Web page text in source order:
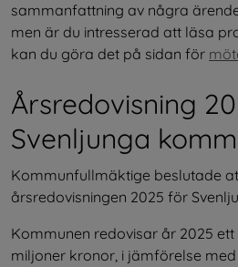
sammanfattning av några
men är du intresserad att läsa
kan du göra det på sidan för
Årsredovisning
Svenljunga
Kommunfullmäktige beslutade
årsredovisningen 2025 för
Kommunen redovisar år 2025 ett
miljoner kronor, i jämförelse